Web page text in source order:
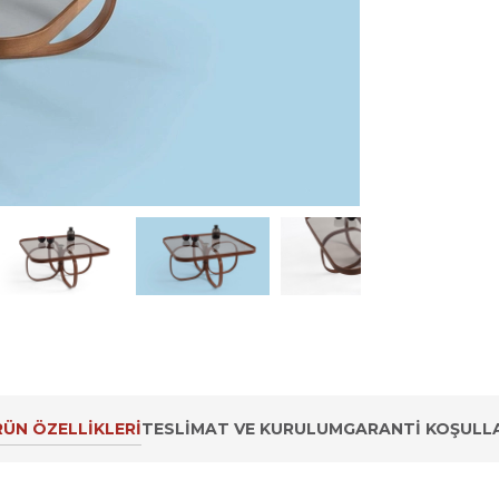
ÖZELLIKLERITESLIMAT VE KURULUMGARANTI